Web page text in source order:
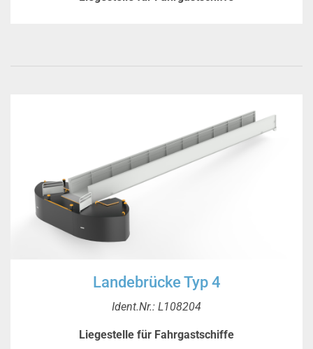
Landebrücke Typ 4
Ident.Nr.: L108204
Liegestelle für Fahrgastschiffe